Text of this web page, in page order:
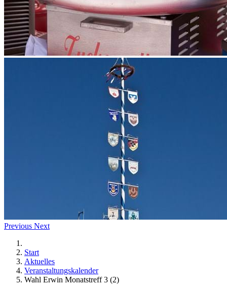
Previous Next
Start
Aktuelles
Veranstaltungskalender
Wahl Erwin Monatstreff 3 (2)